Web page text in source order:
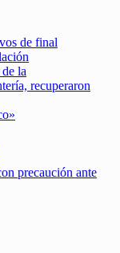
de final
la
recuperaron
precaución ante